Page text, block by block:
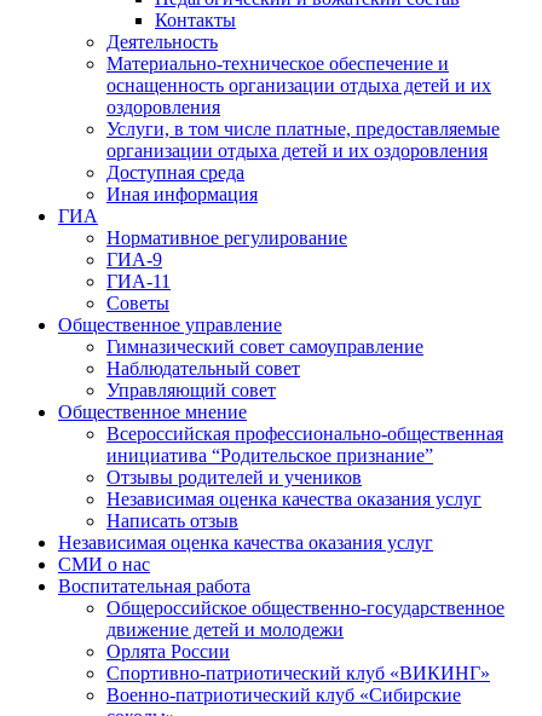
Контакты
Деятельность
Материально-техническое обеспечение и
оснащенность организации отдыха детей и их
оздоровления
Услуги, в том числе платные, предоставляемые
организации отдыха детей и их оздоровления
Доступная среда
Иная информация
ГИА
Нормативное регулирование
ГИА-9
ГИА-11
Советы
Общественное управление
Гимназический совет самоуправление
Наблюдательный совет
Управляющий совет
Общественное мнение
Всероссийская профессионально-общественная
инициатива “Родительское признание”
Отзывы родителей и учеников
Независимая оценка качества оказания услуг
Написать отзыв
Независимая оценка качества оказания услуг
СМИ о нас
Воспитательная работа
Общероссийское общественно-государственное
движение детей и молодежи
Орлята России
Спортивно-патриотический клуб «ВИКИНГ»
Военно-патриотический клуб «Сибирские